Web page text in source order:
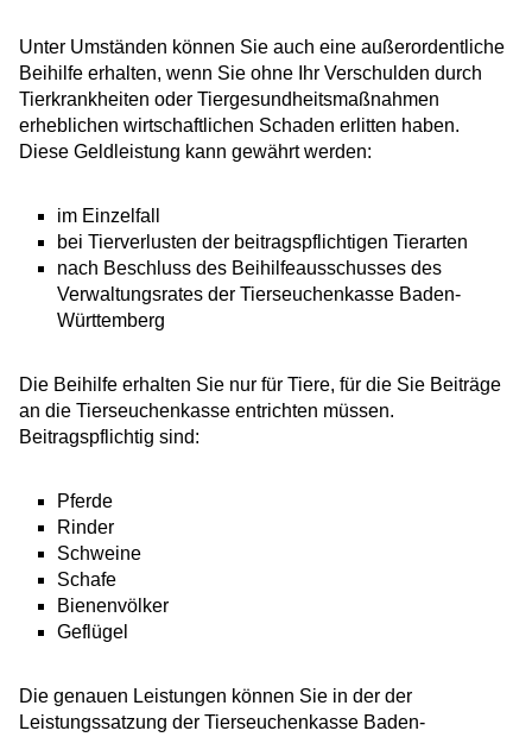
Unter Umständen können Sie auch eine außerordentliche
Beihilfe erhalten, wenn Sie ohne Ihr Verschulden durch
Tierkrankheiten oder Tiergesundheitsmaßnahmen
erheblichen wirtschaftlichen Schaden erlitten haben.
Diese Geldleistung kann gewährt werden:
im Einzelfall
bei Tierverlusten der beitragspflichtigen Tierarten
nach Beschluss des Beihilfeausschusses des
Verwaltungsrates der Tierseuchenkasse Baden-
Württemberg
Die Beihilfe erhalten Sie nur für Tiere, für die Sie Beiträge
an die Tierseuchenkasse entrichten müssen.
Beitragspflichtig sind:
Pferde
Rinder
Schweine
Schafe
Bienenvölker
Geflügel
Die genauen Leistungen können Sie in der der
Leistungssatzung der Tierseuchenkasse Baden-